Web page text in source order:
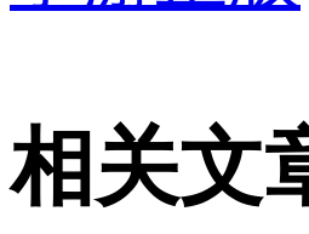
相关文